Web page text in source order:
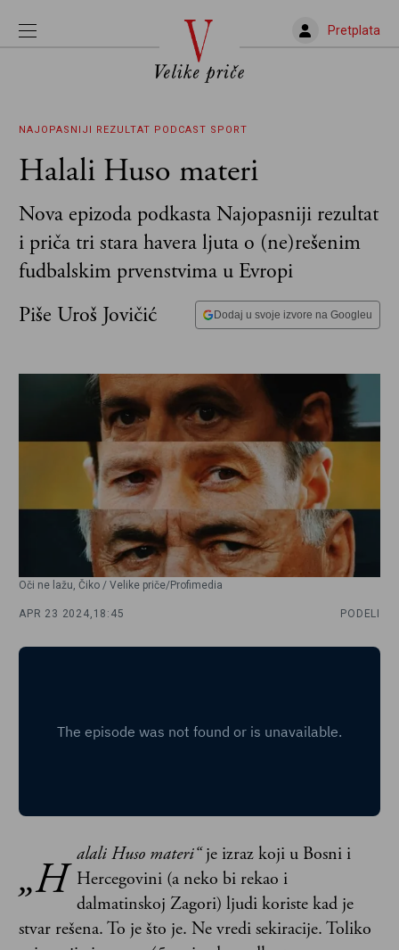
Pretplata
NAJOPASNIJI REZULTAT PODCAST SPORT
Halali Huso materi
Nova epizoda podkasta Najopasniji rezultat
i priča tri stara havera ljuta o (ne)rešenim
fudbalskim prvenstvima u Evropi
Piše Uroš Jovičić
Dodaj u svoje izvore na Googleu
Oči ne lažu, Čiko / Velike priče/Profimedia
APR 23 2024, 18:45 PODELI
„H alali Huso materi“je izraz koji u Bosni i
Hercegovini (a neko bi rekao i
dalmatinskoj Zagori) ljudi koriste kad je
stvar rešena. To je što je. Ne vredi sekiracije. Toliko